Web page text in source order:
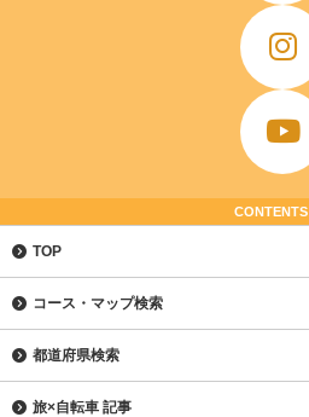
CONTENTS
TOP
コース・マップ検索
都道府県検索
旅×自転車 記事